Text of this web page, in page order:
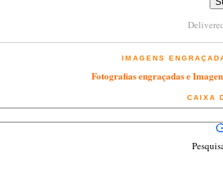
IMAGENS
Fotografias engraçadas e
CAIXA